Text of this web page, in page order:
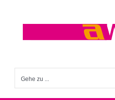
Gehe zu ...